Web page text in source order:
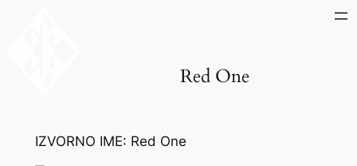
Red One
IZVORNO IME: Red One